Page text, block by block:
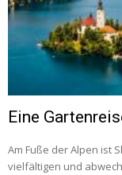
Eine
Am Fuße der Alpen ist
vielfältigen und